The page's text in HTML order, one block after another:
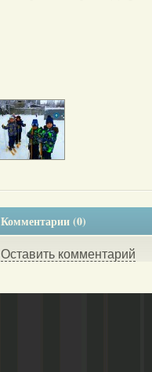
Комментарии (0)
Оставить комментарий